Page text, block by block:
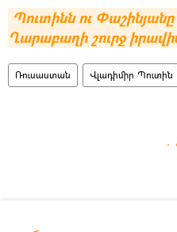
Պուտինն ու
Ղարաբաղի շուրջ
Ռուսաստան Վլադիմիր Պուտին